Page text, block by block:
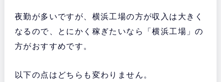
夜勤が多いですが、横浜工場の方が収入は大きく
なるので、とにかく稼ぎたいなら「横浜工場」の
方がおすすめです。
以下の点はどちらも変わりません。